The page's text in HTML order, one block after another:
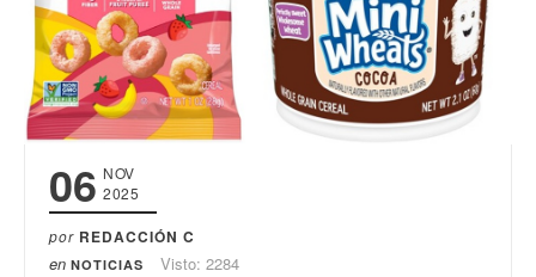
06 NOV
2025
por REDACCIÓN C
en NOTICIAS Visto: 2284